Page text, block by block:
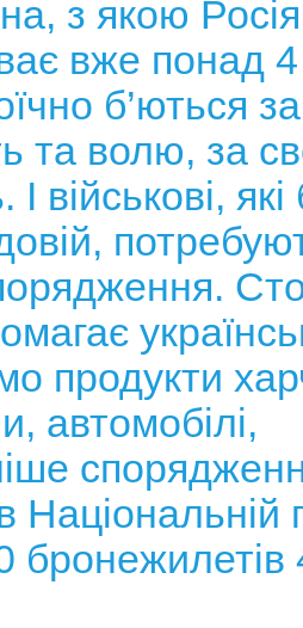
з якою
вже понад 4
б’ються
та волю, за
військові,
продукти
автомобілі,
Національній
бронежилетів